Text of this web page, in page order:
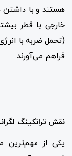
فراهم می‌آورند.
نقش ترانکینگ
یکی از مهم‌ترین